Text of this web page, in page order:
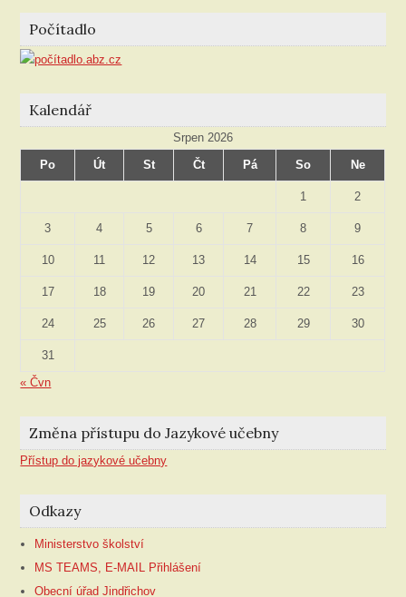
rubriky
Počítadlo
Kalendář
Srpen 2026
Po
Út St Čt Pá So Ne
1 2
3 4 5 6 7 8 9
10 11 12 13 14 15 16
17 18 19 20 21 22 23
24 25 26 27 28 29 30
31
« Čvn
Změna přístupu do Jazykové učebny
Přístup do jazykové učebny
Odkazy
Ministerstvo školství
MS TEAMS, E-MAIL Přihlášení
Obecní úřad Jindřichov